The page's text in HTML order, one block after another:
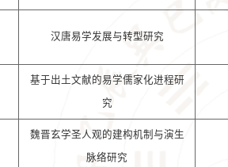
汉唐易学发展与转型研究
基于出土文献的易学儒家化进程研
究
魏晋玄学圣人观的建构机制与演生
脉络研究